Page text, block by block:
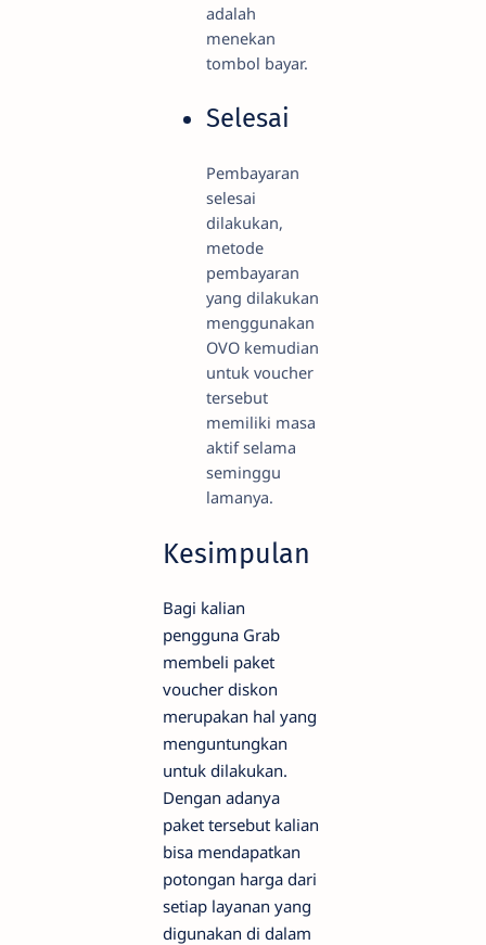
adalah
menekan
tombol bayar.
Selesai
Pembayaran
selesai
dilakukan,
metode
pembayaran
yang dilakukan
menggunakan
OVO kemudian
untuk voucher
tersebut
memiliki masa
aktif selama
seminggu
lamanya.
Kesimpulan
Bagi kalian
pengguna Grab
membeli paket
voucher diskon
merupakan hal yang
menguntungkan
untuk dilakukan.
Dengan adanya
paket tersebut kalian
bisa mendapatkan
potongan harga dari
setiap layanan yang
digunakan di dalam